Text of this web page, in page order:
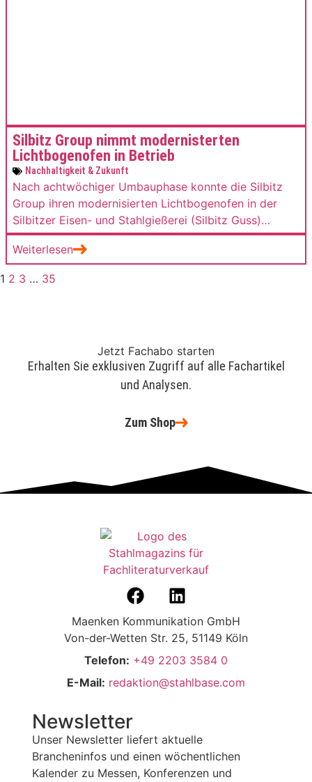
Silbitz Group nimmt modernisterten
Lichtbogenofen in Betrieb
Nachhaltigkeit & Zukunft
Nach achtwöchiger Umbauphase konnte die Silbitz
Group ihren modernisierten Lichtbogenofen in der
Silbitzer Eisen- und Stahlgießerei (Silbitz Guss)
wieder in Betrieb nehmen. Das Unternehmen will die
neue Anlage künftig nutzen, um Spezialstähle zu
Millionen Euro. Konkret zielte die Investition auf die
Weiterlesen
1 2 3 … 35
Jetzt Fachabo starten
Erhalten Sie exklusiven Zugriff auf alle Fachartikel
und Analysen.
Zum Shop
Newsletter
Unser Newsletter liefert aktuelle
Brancheninfos und einen wöchentlichen
Kalender zu Messen, Konferenzen und
Maenken Kommunikation GmbH
Von-der-Wetten Str. 25, 51149 Köln
Telefon: +49 2203 3584 0
E-Mail: redaktion@stahlbase.com